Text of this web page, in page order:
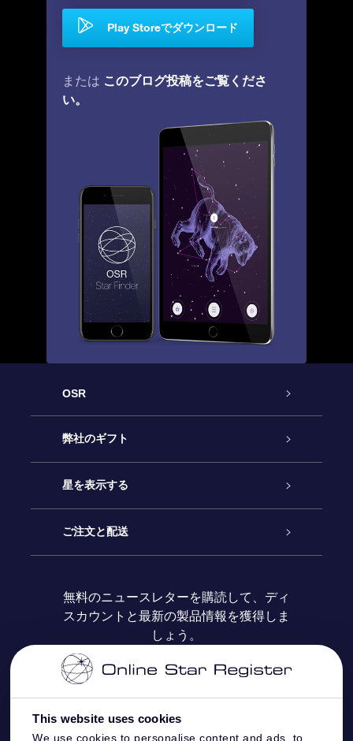
This website uses cookies
We use cookies to personalise content and ads, to
Play Storeでダウンロード
または このブログ投稿をご覧くださ
い。
OSR
カスタマーサービス
お問い合わせ
ブログ
レビュー
弊社のギフト
Online Starギフト
OSRギフトパック
OSR ギフトカード
法人ギフト
星を表示する
星の登録
カスタマイズされたStar Page
One Million Stars
OSR Starsaver
ご注文と配送
お支払いに関する情報
配送に関する情報
返品ポリシ
無料のニュースレターを購読して、ディ
スカウントと最新の製品情報を獲得しま
しょう。